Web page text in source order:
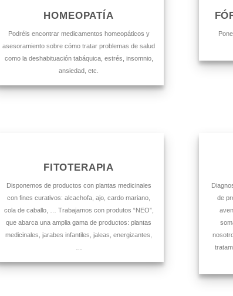
HOMEOPATÍA
Podréis encontrar medicamentos homeopáticos y
asesoramiento sobre cómo tratar problemas de salud
como la deshabituación tabáquica, estrés, insomnio,
ansiedad, etc.
FITOTERAPIA
Disponemos de productos con plantas medicinales
con fines curativos: alcachofa, ajo, cardo mariano,
cola de caballo, … Trabajamos con produtos “NEO”,
que abarca una amplia gama de productos: plantas
medicinales, jarabes infantiles, jaleas, energizantes,
de